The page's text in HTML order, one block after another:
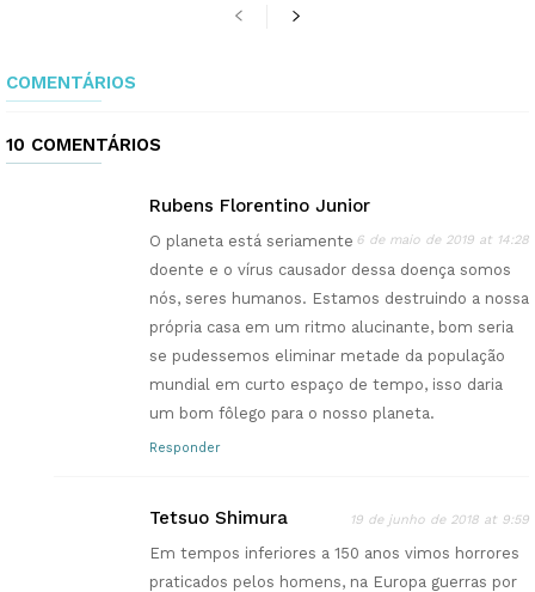
COMENTÁRIOS
10 COMENTÁRIOS
Rubens Florentino Junior
6 de maio de 2019 at 14:28
O planeta está seriamente
doente e o vírus causador dessa doença somos
nós, seres humanos. Estamos destruindo a nossa
própria casa em um ritmo alucinante, bom seria
se pudessemos eliminar metade da população
mundial em curto espaço de tempo, isso daria
um bom fôlego para o nosso planeta.
Responder
Tetsuo Shimura 19 de junho de 2018 at 9:59
Em tempos inferiores a 150 anos vimos horrores
praticados pelos homens, na Europa guerras por